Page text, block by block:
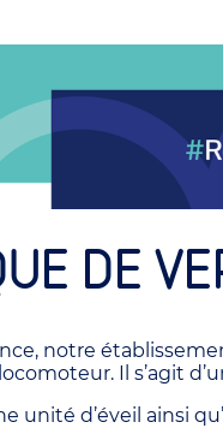
DE
notre
Il s’agit
unité d’éveil ainsi